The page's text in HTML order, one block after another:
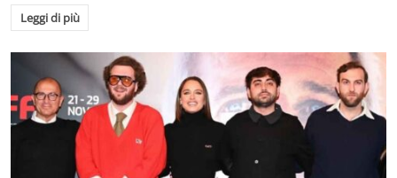
Leggi di più